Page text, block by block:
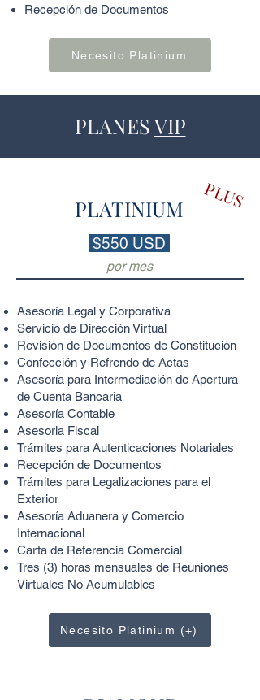
Recepción de Documentos
Necesito Platinium
PLANESVIP
PLUS
PLATINIUM
$550 USD
por mes
Asesoría Legal y Corporativa
Servicio de Dirección Virtual
Revisión de Documentos de Constitución
Confección y Refrendo de Actas
Asesoría para Intermediación de Apertura
de Cuenta Bancaria
Asesoría Contable
Asesoria Fiscal
Trámites para Autenticaciones Notariales
Recepción de Documentos
Trámites para Legalizaciones para el
Exterior
Asesoría Aduanera y Comercio
Internacional
Carta de Referencia Comercial
Tres (3) horas mensuales de Reuniones
Virtuales No Acumulables
Necesito Platinium (+)